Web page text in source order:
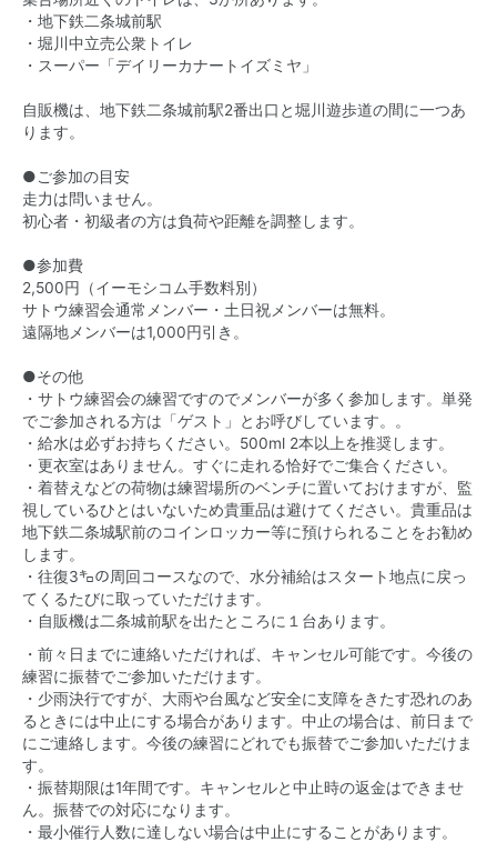
・地下鉄二条城前駅
・堀川中立売公衆トイレ
・スーパー「デイリーカナートイズミヤ」
自販機は、地下鉄二条城前駅2番出口と堀川遊歩道の間に一つあ
ります。
●ご参加の目安
走力は問いません。
初心者・初級者の方は負荷や距離を調整します。
●参加費
2,500円（イーモシコム手数料別）
サトウ練習会通常メンバー・土日祝メンバーは無料。
遠隔地メンバーは1,000円引き。
●その他
・サトウ練習会の練習ですのでメンバーが多く参加します。単発
でご参加される方は「ゲスト」とお呼びしています。。
・給水は必ずお持ちください。500ml 2本以上を推奨します。
・更衣室はありません。すぐに走れる恰好でご集合ください。
・着替えなどの荷物は練習場所のベンチに置いておけますが、監
視しているひとはいないため貴重品は避けてください。貴重品は
地下鉄二条城駅前のコインロッカー等に預けられることをお勧め
します。
・往復3㌔の周回コースなので、水分補給はスタート地点に戻っ
てくるたびに取っていただけます。
・自販機は二条城前駅を出たところに１台あります。
・前々日までに連絡いただければ、キャンセル可能です。今後の
練習に振替でご参加いただけます。
・少雨決行ですが、大雨や台風など安全に支障をきたす恐れのあ
るときには中止にする場合があります。中止の場合は、前日まで
にご連絡します。今後の練習にどれでも振替でご参加いただけま
す。
・振替期限は1年間です。キャンセルと中止時の返金はできませ
ん。振替での対応になります。
・最小催行人数に達しない場合は中止にすることがあります。